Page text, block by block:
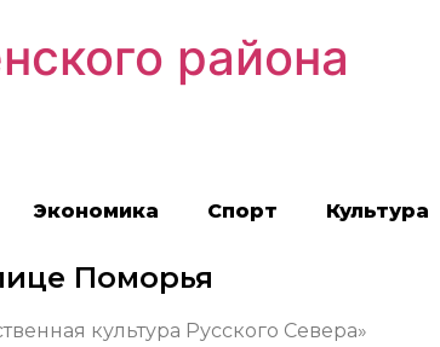
района
Экономика Спорт Культура
Поморья
культура Русского Севера»